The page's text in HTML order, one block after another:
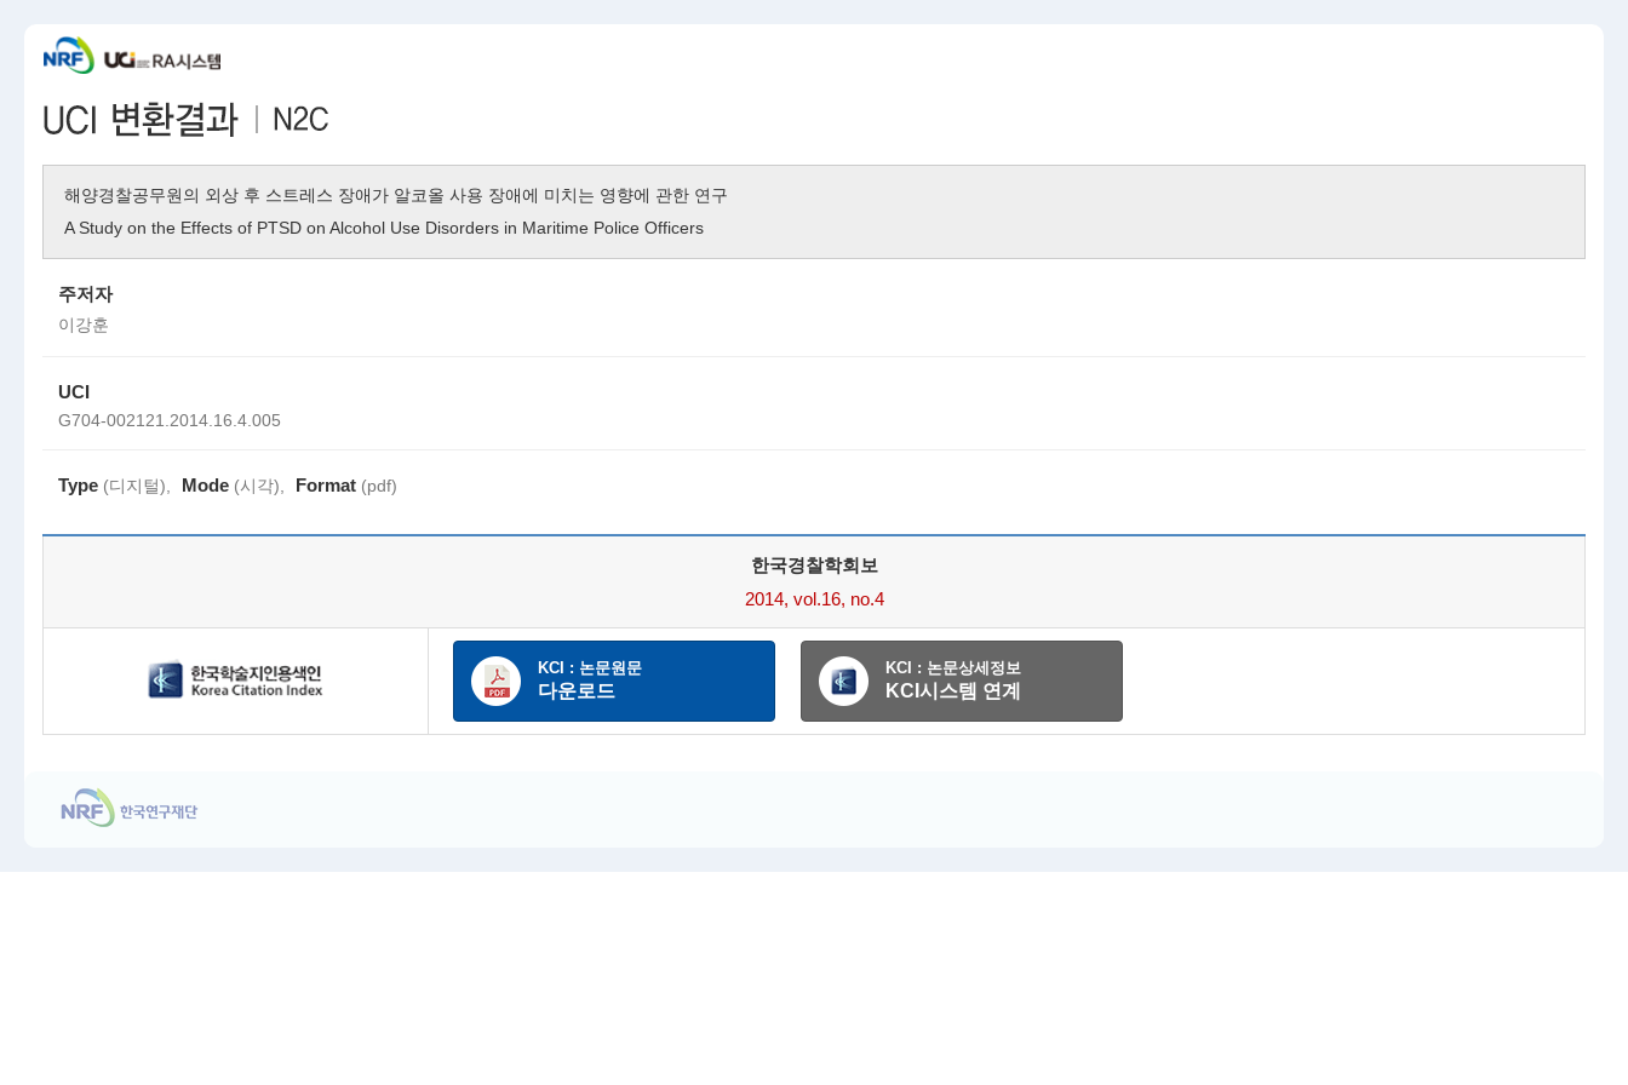
해양경찰공무원의 외상 후 스트레스 장애가 알코올 사용 장애에 미치는 영향에 관한 연구
A Study on the Effects of PTSD on Alcohol Use Disorders in Maritime Police Officers
주저자
이강훈
UCI
G704-002121.2014.16.4.005
Type (디지털), Mode (시각), Format (pdf)
한국경찰학회보
2014, vol.16, no.4
KCI : 논문원문
다운로드
KCI : 논문상세정보
KCI시스템 연계